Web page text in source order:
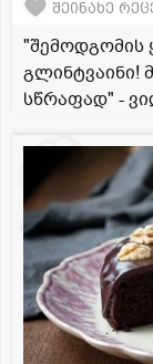
შეინახე
"შემოდგომის
გლინტვაინი!
სწრაფად" -